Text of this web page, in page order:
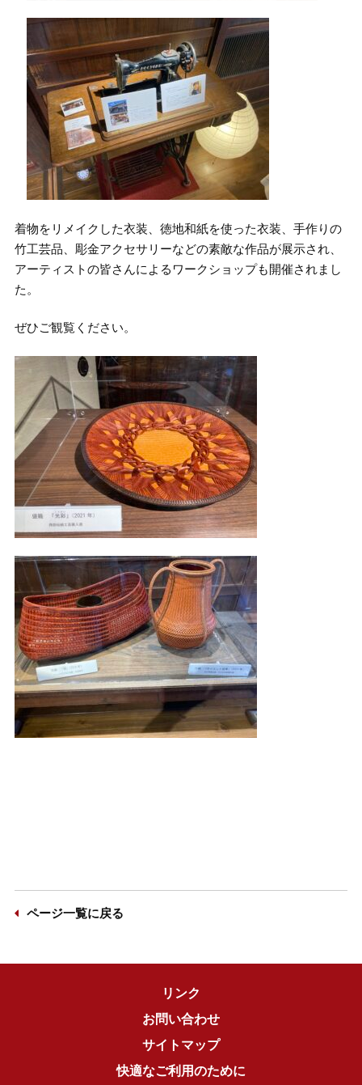
着物をリメイクした衣装、徳地和紙を使った衣装、手作りの
竹工芸品、彫金アクセサリーなどの素敵な作品が展示され、
アーティストの皆さんによるワークショップも開催されまし
た。
ぜひご観覧ください。
ページ一覧に戻る
リンク
お問い合わせ
サイトマップ
快適なご利用のために